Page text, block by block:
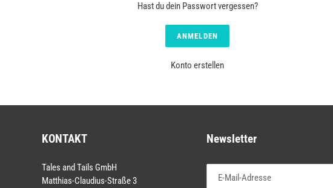
Hast du dein Passwort vergessen?
Konto erstellen
KONTAKT
Tales and Tails GmbH
Matthias-Claudius-Straße 3
Newsletter